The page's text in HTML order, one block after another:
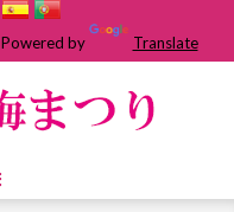
Powered by Translate